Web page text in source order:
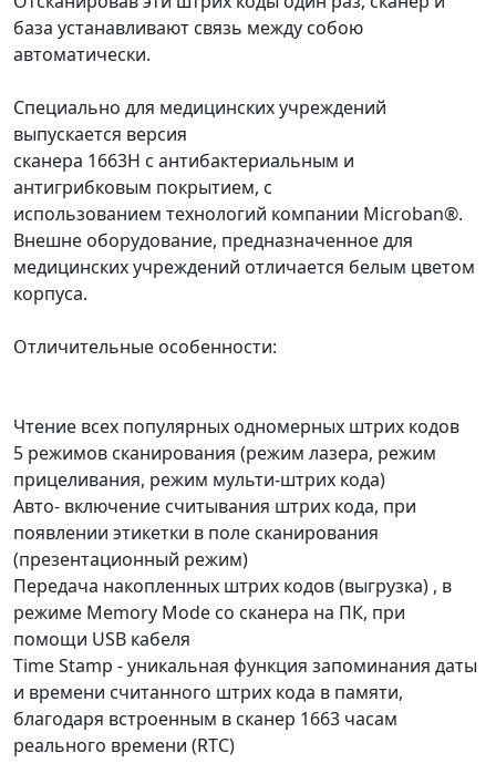
база устанавливают связь между собою
автоматически.
Специально для медицинских учреждений
выпускается версия
сканера 1663H с антибактериальным и
антигрибковым покрытием, с
использованием технологий компании Microban®.
Внешне оборудование, предназначенное для
медицинских учреждений отличается белым цветом
корпуса.
Отличительные особенности:
Чтение всех популярных одномерных штрих кодов
5 режимов сканирования (режим лазера, режим
прицеливания, режим мульти-штрих кода)
Авто- включение считывания штрих кода, при
появлении этикетки в поле сканирования
(презентационный режим)
Передача накопленных штрих кодов (выгрузка) , в
режиме Memory Mode со сканера на ПК, при
помощи USB кабеля
Time Stamp - уникальная функция запоминания даты
и времени считанного штрих кода в памяти,
благодаря встроенным в сканер 1663 часам
реального времени (RTC)